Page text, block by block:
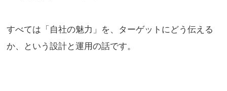
すべては「自社の魅力」を、ターゲットにどう伝える
か、という設計と運用の話です。